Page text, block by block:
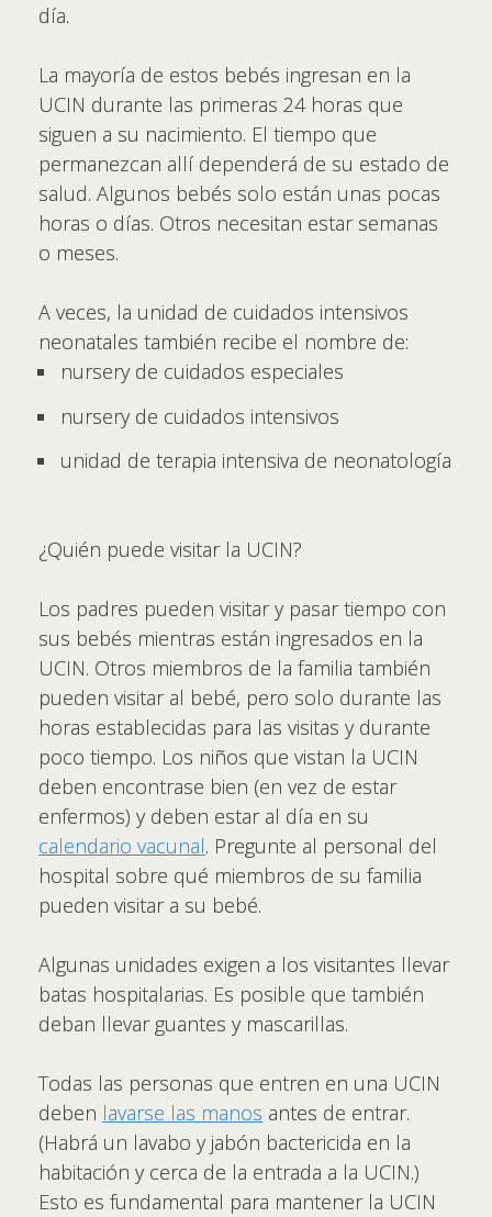
día.
La mayoría de estos bebés ingresan en la
UCIN durante las primeras 24 horas que
siguen a su nacimiento. El tiempo que
permanezcan allí dependerá de su estado de
salud. Algunos bebés solo están unas pocas
horas o días. Otros necesitan estar semanas
o meses.
A veces, la unidad de cuidados intensivos
neonatales también recibe el nombre de:
nursery de cuidados especiales
nursery de cuidados intensivos
unidad de terapia intensiva de neonatología
¿Quién puede visitar la UCIN?
Los padres pueden visitar y pasar tiempo con
sus bebés mientras están ingresados en la
UCIN. Otros miembros de la familia también
pueden visitar al bebé, pero solo durante las
horas establecidas para las visitas y durante
poco tiempo. Los niños que vistan la UCIN
deben encontrase bien (en vez de estar
enfermos) y deben estar al día en su
calendario vacunal. Pregunte al personal del
hospital sobre qué miembros de su familia
pueden visitar a su bebé.
Algunas unidades exigen a los visitantes llevar
batas hospitalarias. Es posible que también
deban llevar guantes y mascarillas.
Todas las personas que entren en una UCIN
deben lavarse las manos antes de entrar.
(Habrá un lavabo y jabón bactericida en la
habitación y cerca de la entrada a la UCIN.)
Esto es fundamental para mantener la UCIN